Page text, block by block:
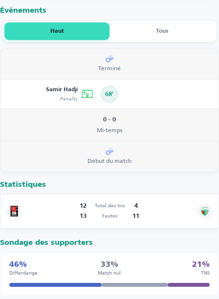
Événements
Haut Tous
Terminé
Samir Hadji
Pénalty 68’
0 - 0
Mi-temps
Début du match
Statistiques
12 Total des tirs
4
13
Fautes 11
Sondage des supporters
46%
Differdange
33%
Match nul
21%
TNS